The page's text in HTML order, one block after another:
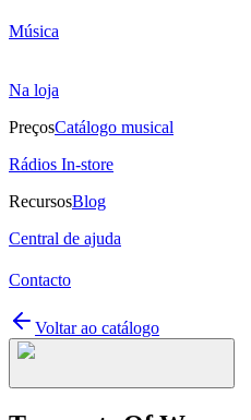
Música
Na loja
PreçosCatálogo musical
Rádios In-store
RecursosBlog
Central de ajuda
Contacto
Voltar ao catálogo